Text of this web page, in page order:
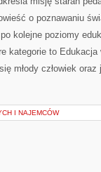
o poznawaniu
kolejne poziomy
kategorie to
młody człowiek
I NAJEMCÓW